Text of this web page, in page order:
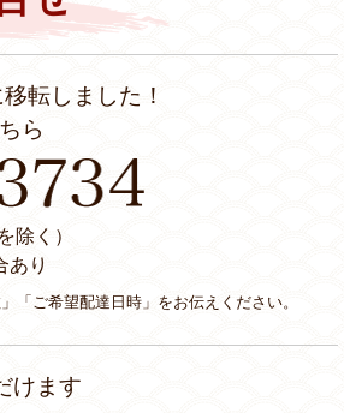
転しました！
ら
除く）
あり
「ご希望配達日時」をお伝えください。
けます